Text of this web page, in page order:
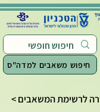
חיפוש משאבים למדה"ס
לרשימת המשאבים